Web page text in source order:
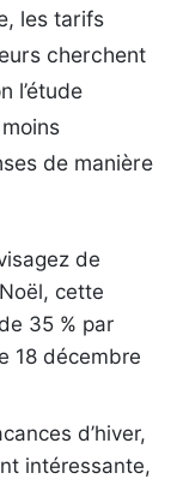
les tarifs
cherchent
l’étude
de manière
de
cette
35 % par
18 décembre
d’hiver,
intéressante,